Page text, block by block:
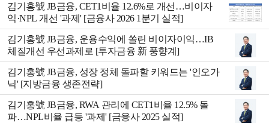
김기홍號 JB금융, CET1비율 12.6%로 개선…비이자
익·NPL 개선 '과제' [금융사 2026 1분기 실적]
김기홍號 JB금융, 운용수익에 쏠린 비이자이익…IB
체질개선 우선과제로 [투자금융 新 풍향계]
김기홍號 JB금융, 성장 정체 돌파할 키워드는 '인오가
닉' [지방금융 생존전략]
김기홍號 JB금융, RWA 관리에 CET1비율 12.5% 돌
파…NPL비율 급등 '과제' [금융사 2025 실적]